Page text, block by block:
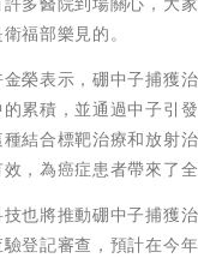
福部樂見的。
榮表示，硼中子捕獲
累積，並通過中子引
結合標靶治療和放射
，為癌症患者帶來了全
也將推動硼中子捕獲
登記審查，預計在今